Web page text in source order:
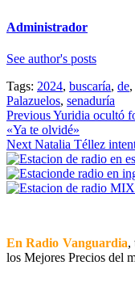
Administrador
See author's posts
Tags: 2024, buscaría, de,
Palazuelos, senaduría
Continue
Reading
PreviousYuridia ocultó
«Ya te olvidé»
Next Natalia Téllez
En Radio Vanguardia,
los Mejores Precios del